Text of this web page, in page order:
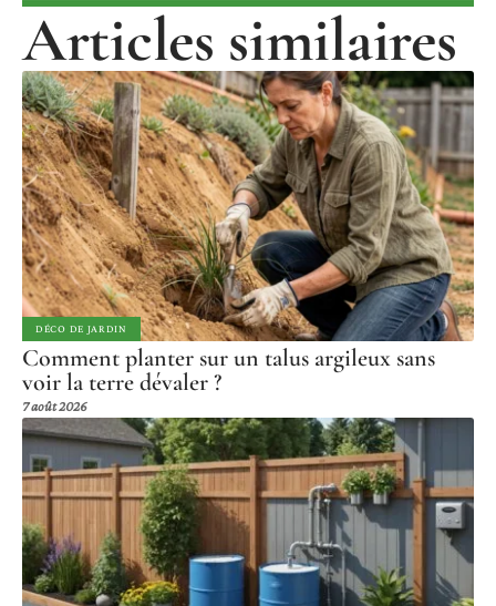
Articles similaires
DÉCO DE JARDIN
Comment planter sur un talus argileux sans
voir la terre dévaler ?
7 août 2026